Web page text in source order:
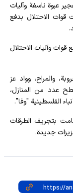
عبوة ناسفة وآليات
قوات الاحتلال بدفع
وآليات الاحتلال
والمراح، وواد عز
عدد من المنازل،
الفلسطينية "وفا".
بتجريف الطرقات
جديدة.